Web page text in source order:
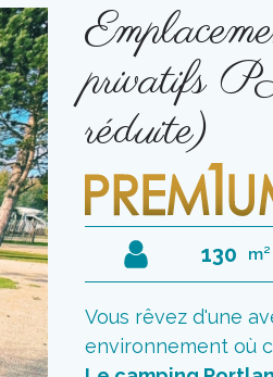
privatifs
réduite)
130 m²
Vous rêvez d'une
environnement où